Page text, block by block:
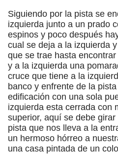
Siguiendo por la pista se
izquierda junto a un prado
espinos y poco después
cual se deja a la izquierda
que se trae hasta
y a la izquierda una
cruce que tiene a la
banco y enfrente de la
edificación con una sola
izquierda esta cerrada con
superior, aquí se debe
pista que nos lleva a la
un hermoso hórreo a
una casa pintada de un